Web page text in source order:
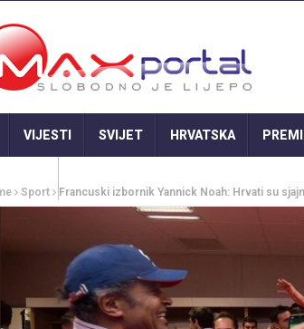
VIJESTI SVIJET HRVATSKA
Sport Francuski izbornik Yannick Noah: Hrvati su